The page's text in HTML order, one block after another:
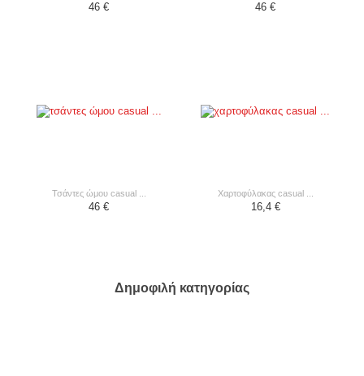
46 € 46 €
τσάντες ώμου casual ...
46 €
χαρτοφύλακας casual ...
16,4 €
Δημοφιλή κατηγορίας